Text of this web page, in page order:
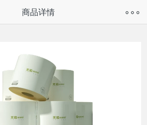
搜“奇兔客小程序”访问
商品详情